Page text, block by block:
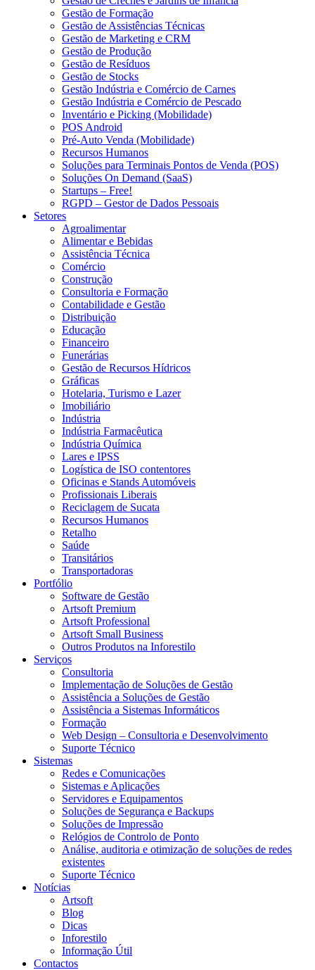
Gestão de Formação
Gestão de Assistências Técnicas
Gestão de Marketing e CRM
Gestão de Produção
Gestão de Resíduos
Gestão de Stocks
Gestão Indústria e Comércio de Carnes
Gestão Indústria e Comércio de Pescado
Inventário e Picking (Mobilidade)
POS Android
Pré-Auto Venda (Mobilidade)
Recursos Humanos
Soluções para Terminais Pontos de Venda (POS)
Soluções On Demand (SaaS)
Startups – Free!
RGPD – Gestor de Dados Pessoais
Setores
Agroalimentar
Alimentar e Bebidas
Assistência Técnica
Comércio
Construção
Consultoria e Formação
Contabilidade e Gestão
Distribuição
Educação
Financeiro
Funerárias
Gestão de Recursos Hídricos
Gráficas
Hotelaria, Turismo e Lazer
Imobiliário
Indústria
Indústria Farmacêutica
Indústria Química
Lares e IPSS
Logística de ISO contentores
Oficinas e Stands Automóveis
Profissionais Liberais
Reciclagem de Sucata
Recursos Humanos
Retalho
Saúde
Transitários
Transportadoras
Portfólio
Software de Gestão
Artsoft Premium
Artsoft Professional
Artsoft Small Business
Outros Produtos na Inforestilo
Serviços
Consultoria
Implementação de Soluções de Gestão
Assistência a Soluções de Gestão
Assistência a Sistemas Informáticos
Formação
Web Design – Consultoria e Desenvolvimento
Suporte Técnico
Sistemas
Redes e Comunicações
Sistemas e Aplicações
Servidores e Equipamentos
Soluções de Segurança e Backups
Soluções de Impressão
Relógios de Controlo de Ponto
Análise, auditoria e otimização de soluções de redes
existentes
Suporte Técnico
Notícias
Artsoft
Blog
Dicas
Inforestilo
Informação Útil
Contactos